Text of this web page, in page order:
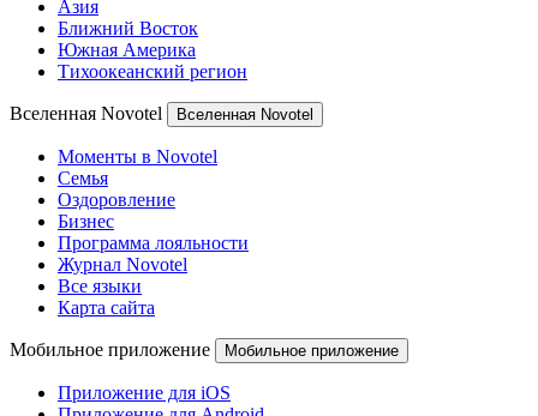
Азия
Ближний Восток
Южная Америка
Тихоокеанский регион
Вселенная Novotel Вселенная Novotel
Моменты в Novotel
Семья
Оздоровление
Бизнес
Программа лояльности
Журнал Novotel
Все языки
Карта сайта
Мобильное приложение Мобильное приложение
Приложение для iOS